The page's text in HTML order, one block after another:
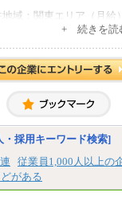
地域：関東エリア（月
250,000円
：244,800円
専門3年制卒：235,300円
制卒：212,900円
地域：関西エリア（月
含む
卒：266,100円
240,000円
234,800円
門3年制卒：225,300円
+ 続きを読
・採用キーワード検索]
従業員1,000人以上の
がある